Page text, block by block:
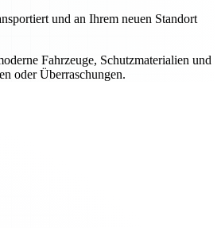
und an Ihrem neuen Standort
Fahrzeuge, Schutzmaterialien und
oder Überraschungen.